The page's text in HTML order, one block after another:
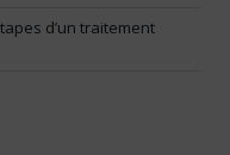
d’un traitement